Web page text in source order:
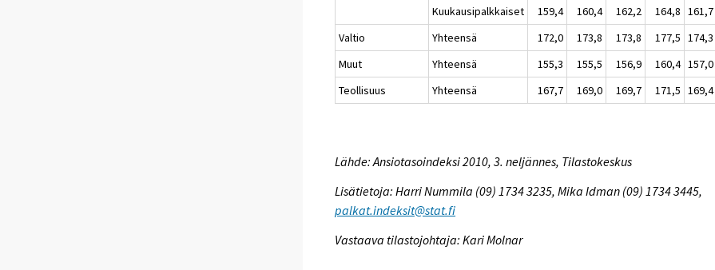
Kuukausipalkkaiset
159,4 160,4 162,2 164,8 161,7
Valtio
Yhteensä 172,0 173,8 173,8 177,5 174,3
Muut
Yhteensä 155,3 155,5 156,9 160,4 157,0
Teollisuus
Yhteensä 167,7 169,0 169,7 171,5 169,4
Lähde: Ansiotasoindeksi 2010, 3. neljännes, Tilastokeskus
Lisätietoja: Harri Nummila (09) 1734 3235, Mika Idman (09) 1734 3445,
palkat.indeksit@stat.fi
Vastaava tilastojohtaja: Kari Molnar